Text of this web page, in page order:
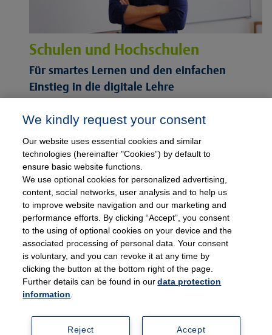
Schulen und Hochschulen
Für smartes Lernen und den einfachen
Einstieg in die digitale Lehre
Mehr erfahren
Lust auf mehr?
Probieren Sie physioLink
einfach aus.
Jetzt kostenlos testen
N kostenlos und unverbindlich
N 14 Tage ganz entspannt
We kindly request your consent
Our website uses essential cookies and similar
technologies (hereinafter "Cookies”) by default to
ensure basic website functions.
We use optional cookies for personalized advertising,
content, social networks, user analysis and to help us
to improve website navigation and our marketing and
performance efforts. By clicking “Accept”, you consent
to the using of optional cookies on your device and the
associated processing of personal data. Your consent
is voluntary, and you can revoke it at any time by
clicking the button at the bottom right of the page.
Further details can be found in ourdata protection
information
Accept
Reject